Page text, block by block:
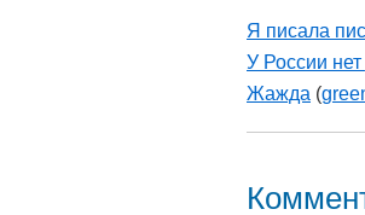
Я писала
У России нет
Жажда (